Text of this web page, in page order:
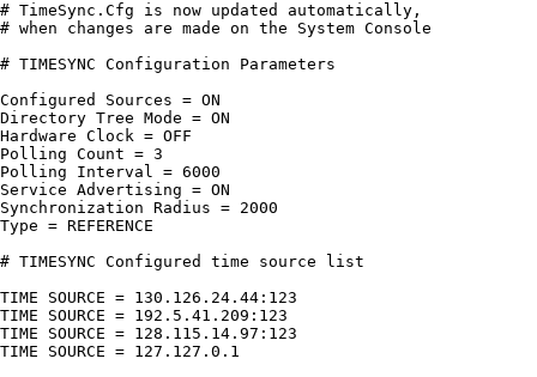
# TimeSync.Cfg is now updated automatically,
# when changes are made on the System Console
# TIMESYNC Configuration Parameters
Configured Sources = ON
Directory Tree Mode = ON
Hardware Clock = OFF
Polling Count = 3
Polling Interval = 6000
Service Advertising = ON
Synchronization Radius = 2000
Type = REFERENCE
# TIMESYNC Configured time source list
TIME SOURCE = 130.126.24.44:123
TIME SOURCE = 192.5.41.209:123
TIME SOURCE = 128.115.14.97:123
TIME SOURCE = 127.127.0.1